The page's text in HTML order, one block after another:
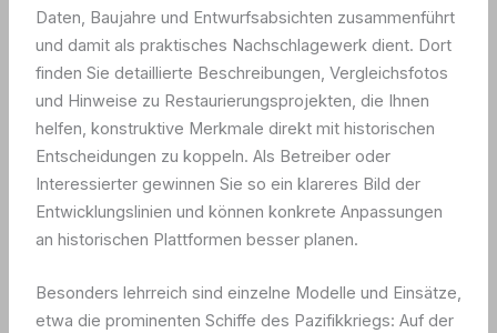
Daten, Baujahre und Entwurfsabsichten zusammenführt
und damit als praktisches Nachschlagewerk dient. Dort
finden Sie detaillierte Beschreibungen, Vergleichsfotos
und Hinweise zu Restaurierungsprojekten, die Ihnen
helfen, konstruktive Merkmale direkt mit historischen
Entscheidungen zu koppeln. Als Betreiber oder
Interessierter gewinnen Sie so ein klareres Bild der
Entwicklungslinien und können konkrete Anpassungen
an historischen Plattformen besser planen.
Besonders lehrreich sind einzelne Modelle und Einsätze,
etwa die prominenten Schiffe des Pazifikkriegs: Auf der